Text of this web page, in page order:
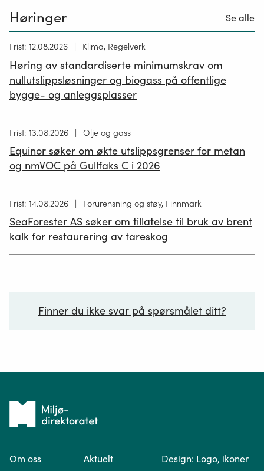
Høringer Se alle
Høring
12.05.2026
Frist: 12.08.2026 Klima, Regelverk
Høring av standardiserte minimumskrav om
nullutslippsløsninger og biogass på offentlige
bygge- og anleggsplasser
Høring
02.07.2026
Frist: 13.08.2026 Olje og gass
Equinor søker om økte utslippsgrenser for metan
og nmVOC på Gullfaks C i 2026
Høring
publisert
19.06.2026
Frist: 14.08.2026 Forurensning og støy, Finnmark
SeaForester AS søker om tillatelse til bruk av brent
kalk for restaurering av tareskog
Finner du ikke svar på spørsmålet ditt?
Tilbake
forsiden
Om oss Aktuelt Design: Logo, ikoner